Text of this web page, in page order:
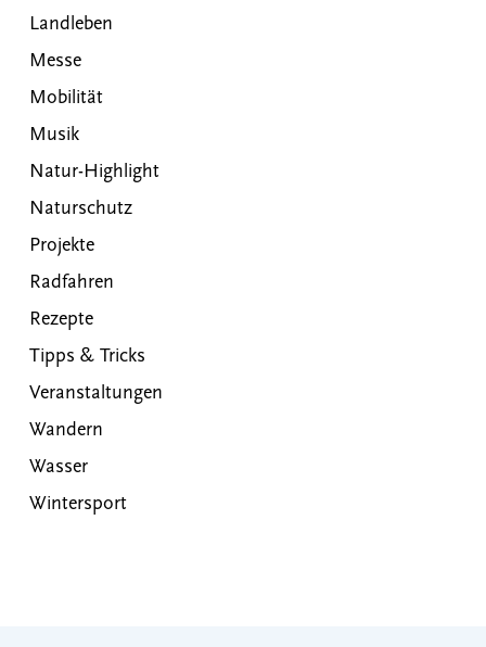
Landleben
Messe
Mobilität
Musik
Natur-Highlight
Naturschutz
Projekte
Radfahren
Rezepte
Tipps & Tricks
Veranstaltungen
Wandern
Wasser
Wintersport